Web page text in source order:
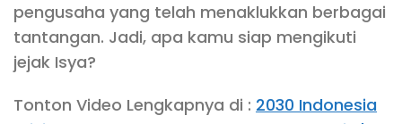
pengusaha yang telah menaklukkan berbagai
tantangan. Jadi, apa kamu siap mengikuti
jejak Isya?
Tonton Video Lengkapnya di : 2030 Indonesia